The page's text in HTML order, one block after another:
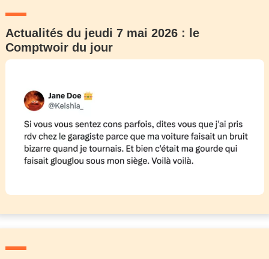
Actualités du jeudi 7 mai 2026 : le
Comptwoir du jour